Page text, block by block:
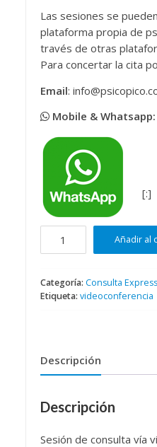
Las sesiones se
plataforma propia de
través de otras
Para concertar la cita
Email:
Mobile & Whatsapp:
[:]
Videoconferencia
min)
[:]
Añadir al
Categoría: Consulta Express
Etiqueta: videoconferencia
Descripción
Descripción
Sesión de consulta vía